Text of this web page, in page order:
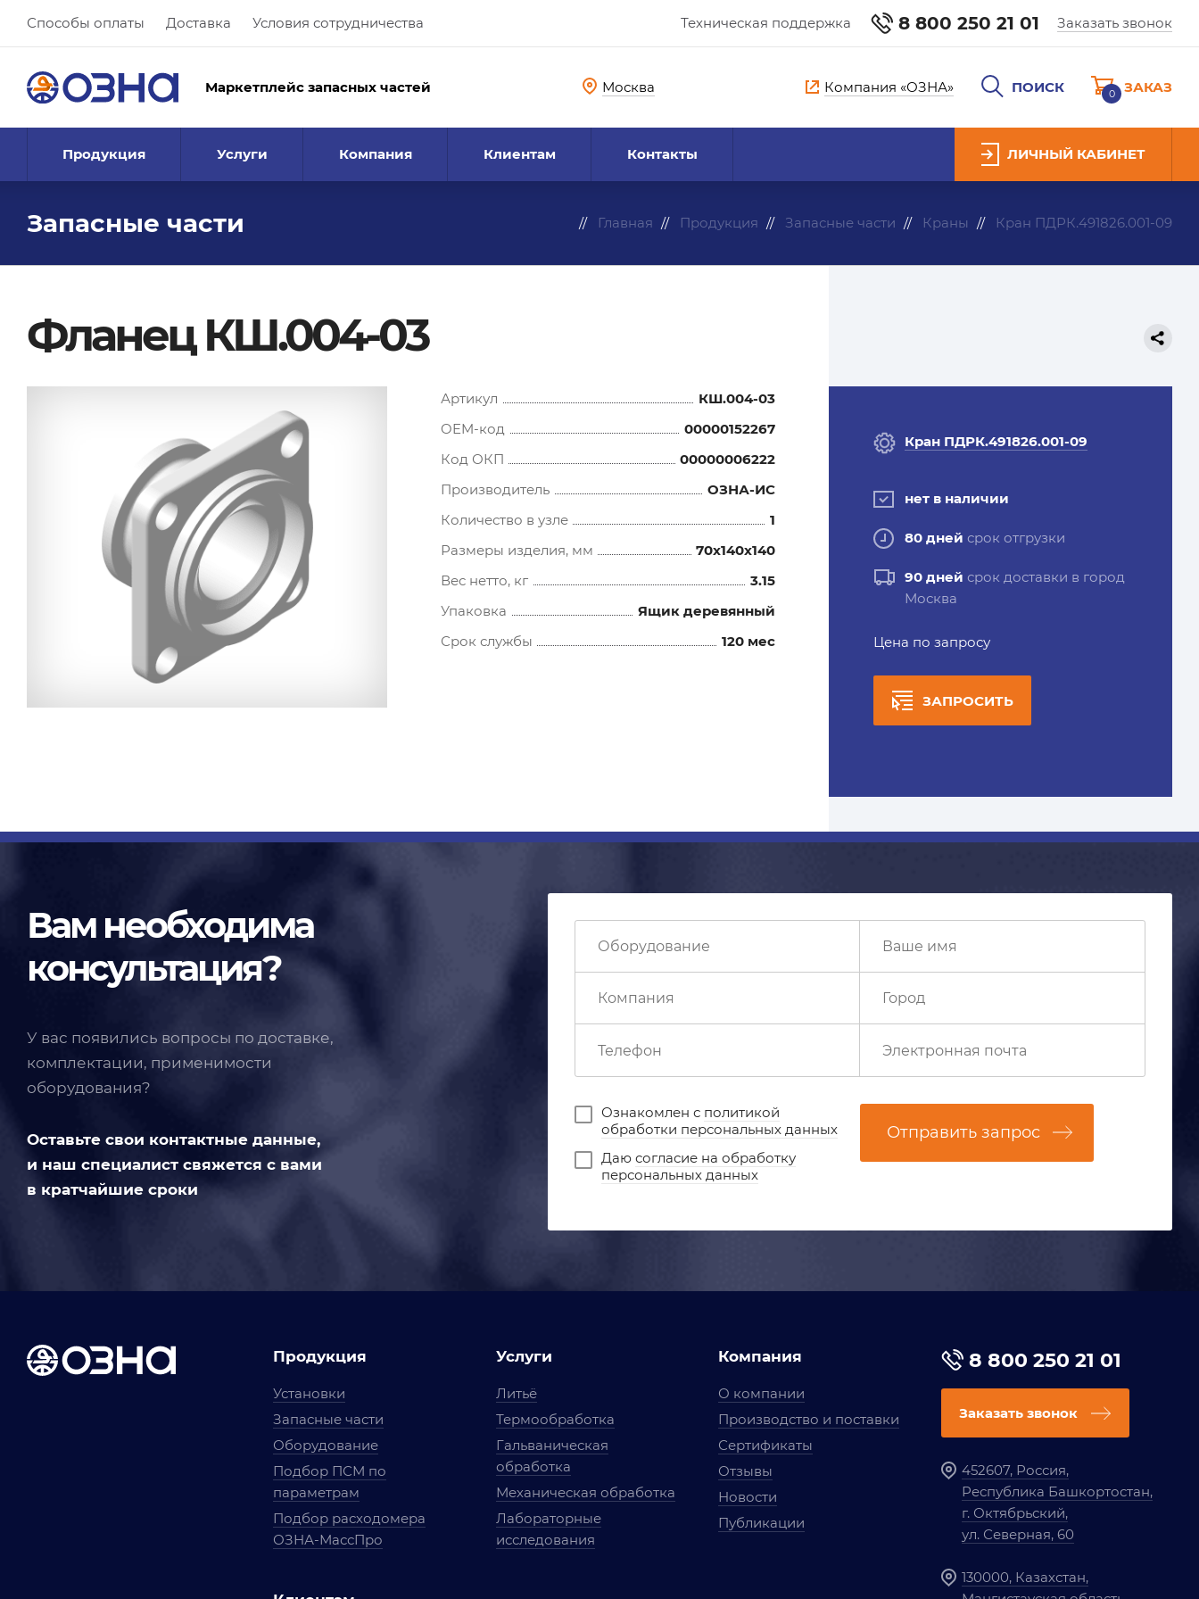
Способы оплаты Доставка Условия сотрудничества Техническая поддержка 8 800 250 21 01 Заказать звонок
Маркетплейс запасных частей Москва Компания «ОЗНА» ПОИСК 0 ЗАКАЗ
Продукция Услуги Компания Клиентам Контакты ЛИЧНЫЙ КАБИНЕТ
Запасные части Главная Продукция Запасные части Краны Кран ПДРК.491826.001-09
Фланец КШ.004-03
Артикул
КШ.004-03
OEM-код
00000152267
Код ОКП
00000006222
Производитель
ОЗНА-ИС
Количество в узле
1
Размеры изделия, мм
70x140x140
Вес нетто, кг
3.15
Упаковка
Ящик деревянный
Срок службы
120 мес
Кран ПДРК.491826.001-09
нет в наличии
80 дней срок отгрузки
90 дней срок доставки в город
Москва
Цена по запросу
ЗАПРОСИТЬ
Вам необходима
консультация?
У вас появились вопросы по доставке,
комплектации, применимости
оборудования?
Оставьте свои контактные данные,
и наш специалист свяжется с вами
в кратчайшие сроки
Ознакомлен с политикой
обработки персональных данных
Даю согласие на обработку
персональных данных
Отправить запрос
Продукция
Установки
Запасные части
Оборудование
Подбор ПСМ по
параметрам
Подбор расходомера
ОЗНА-МассПро
Услуги
Литьё
Термообработка
Гальваническая
обработка
Механическая обработка
Лабораторные
исследования
Компания
О компании
Производство и поставки
Сертификаты
Отзывы
Новости
Публикации
8 800 250 21 01
Заказать звонок
452607, Россия,
Республика Башкортостан,
г. Октябрьский,
ул. Северная, 60
130000, Казахстан,